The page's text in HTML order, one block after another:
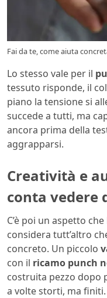
Fai da te, come aiuta
Lo stesso vale per il
tessuto risponde, il
piano la tensione si
succede a tutti, ma
ancora prima della
aggrapparsi.
Creatività e
conta vedere
C’è poi un aspetto che
considera tutt’altro
concreto. Un piccolo
con il ricamo punch
costruita pezzo dopo
a volte storti, ma finiti.